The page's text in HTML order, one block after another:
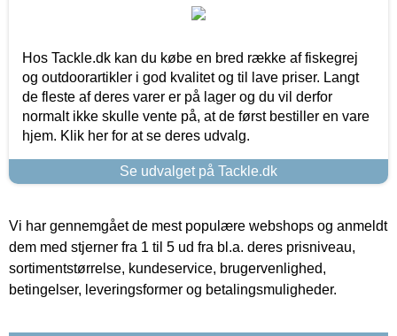
Hos Tackle.dk kan du købe en bred række af fiskegrej
og outdoorartikler i god kvalitet og til lave priser. Langt
de fleste af deres varer er på lager og du vil derfor
normalt ikke skulle vente på, at de først bestiller en vare
hjem. Klik her for at se deres udvalg.
Se udvalget på Tackle.dk
Vi har gennemgået de mest populære webshops og anmeldt
dem med stjerner fra 1 til 5 ud fra bl.a. deres prisniveau,
sortimentstørrelse, kundeservice, brugervenlighed,
betingelser, leveringsformer og betalingsmuligheder.